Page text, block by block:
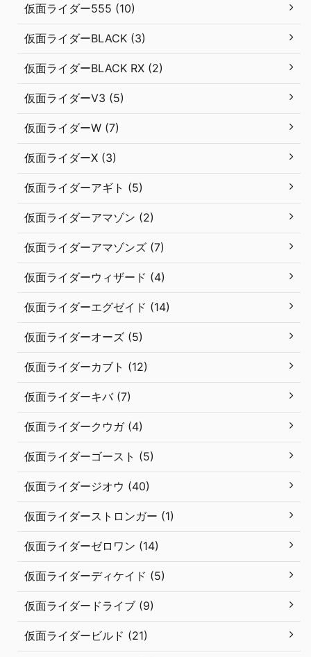
仮面ライダー555 (10)
仮面ライダーBLACK (3)
仮面ライダーBLACK RX (2)
仮面ライダーV3 (5)
仮面ライダーW (7)
仮面ライダーX (3)
仮面ライダーアギト (5)
仮面ライダーアマゾン (2)
仮面ライダーアマゾンズ (7)
仮面ライダーウィザード (4)
仮面ライダーエグゼイド (14)
仮面ライダーオーズ (5)
仮面ライダーカブト (12)
仮面ライダーキバ (7)
仮面ライダークウガ (4)
仮面ライダーゴースト (5)
仮面ライダージオウ (40)
仮面ライダーストロンガー (1)
仮面ライダーゼロワン (14)
仮面ライダーディケイド (5)
仮面ライダードライブ (9)
仮面ライダービルド (21)